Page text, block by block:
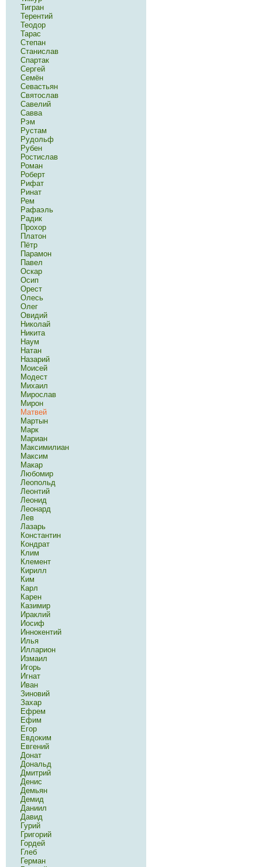
Тигран
Терентий
Теодор
Тарас
Степан
Станислав
Спартак
Сергей
Семён
Севастьян
Святослав
Савелий
Савва
Рэм
Рустам
Рудольф
Рубен
Ростислав
Роман
Роберт
Рифат
Ринат
Рем
Рафаэль
Радик
Прохор
Платон
Пётр
Парамон
Павел
Оскар
Осип
Орест
Олесь
Олег
Овидий
Николай
Никита
Наум
Натан
Назарий
Моисей
Модест
Михаил
Мирослав
Мирон
Матвей
Мартын
Марк
Мариан
Максимилиан
Максим
Макар
Любомир
Леопольд
Леонтий
Леонид
Леонард
Лев
Лазарь
Константин
Кондрат
Клим
Клемент
Кирилл
Ким
Карл
Карен
Казимир
Ираклий
Иосиф
Иннокентий
Илья
Илларион
Измаил
Игорь
Игнат
Иван
Зиновий
Захар
Ефрем
Ефим
Егор
Евдоким
Евгений
Донат
Дональд
Дмитрий
Денис
Демьян
Демид
Даниил
Давид
Гурий
Григорий
Гордей
Глеб
Герман